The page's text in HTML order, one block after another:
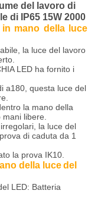
del lavoro di
di IP65 15W 2000
mano della luce
la luce del lavoro
LED ha fornito i
a180, questa luce del
la mano della
mani libere.
la luce del
di caduta da 1
la prova IK10.
della lucedel
LED: Batteria